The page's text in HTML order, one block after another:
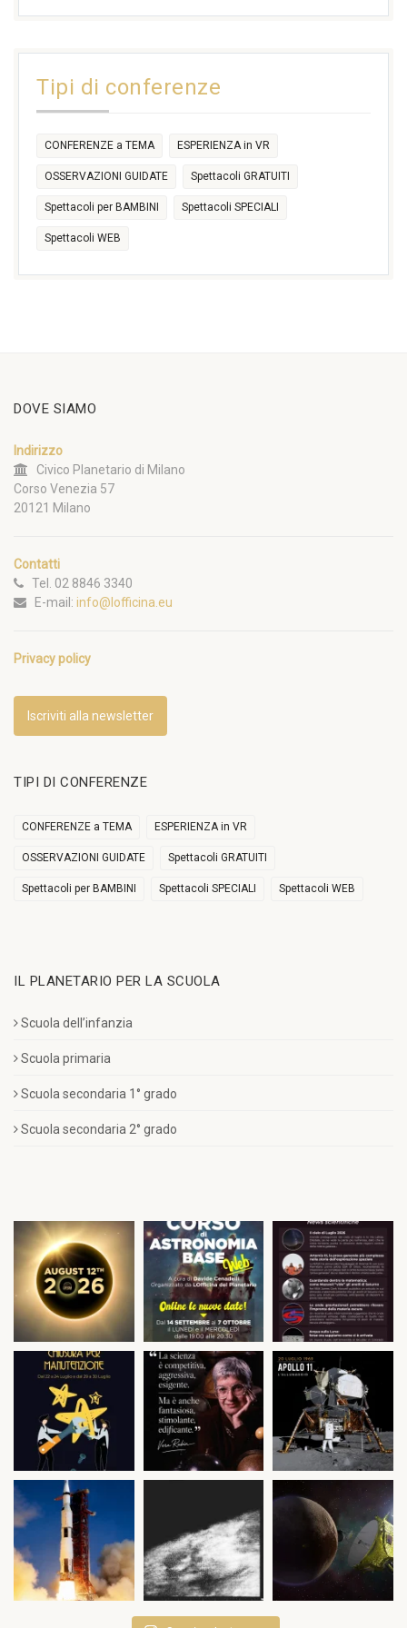
17:30
Tipi di conferenze
CONFERENZE a TEMA ESPERIENZA in VR
OSSERVAZIONI GUIDATE Spettacoli GRATUITI
Spettacoli per BAMBINI Spettacoli SPECIALI
Spettacoli WEB
DOVE SIAMO
Indirizzo
Civico Planetario di Milano
Corso Venezia 57
20121 Milano
Contatti
Tel. 02 8846 3340
E-mail: info@lofficina.eu
Privacy policy
Iscriviti alla newsletter
TIPI DI CONFERENZE
CONFERENZE a TEMA ESPERIENZA in VR
OSSERVAZIONI GUIDATE Spettacoli GRATUITI
Spettacoli per BAMBINI Spettacoli SPECIALI Spettacoli WEB
IL PLANETARIO PER LA SCUOLA
Scuola dell’infanzia
Scuola primaria
Scuola secondaria 1° grado
Scuola secondaria 2° grado